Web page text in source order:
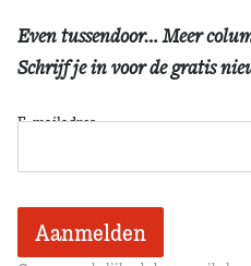
Even tussendoor… Meer
Schrijf je in voor de gratis
E-mailadres